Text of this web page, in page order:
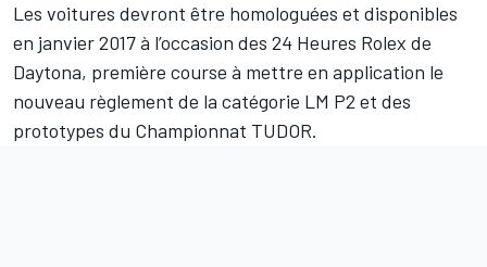
Les voitures devront être homologuées et disponibles
en janvier 2017 à l’occasion des 24 Heures Rolex de
Daytona, première course à mettre en application le
nouveau règlement de la catégorie LM P2 et des
prototypes du Championnat TUDOR.